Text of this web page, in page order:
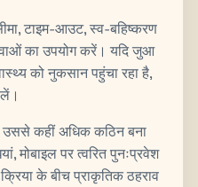
टाइम-आउट, स्व-बहिष्करण
का उपयोग करें। यदि जुआ
को नुकसान पहुंचा रहा है,
उससे कहीं अधिक कठिन बना
मोबाइल पर त्वरित पुनःप्रवेश
के बीच प्राकृतिक ठहराव